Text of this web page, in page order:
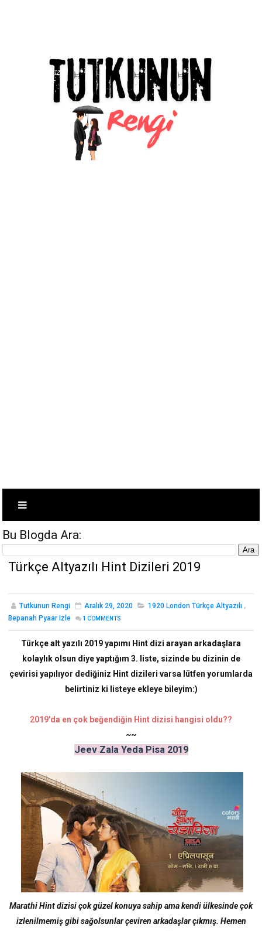
Bu Blogda Ara:
Türkçe Altyazılı Hint Dizileri 2019
Tutkunun Rengi Aralık 29, 2020 1920 London Türkçe Altyazılı ,
Bepanah Pyaar Izle
1COMMENTS
Türkçe alt yazılı 2019 yapımı Hint dizi arayan arkadaşlara
kolaylık olsun diye yaptığım 3. liste, sizinde bu dizinin de
çevirisi yapılıyor dediğiniz Hint dizileri varsa lütfen yorumlarda
belirtiniz ki listeye ekleye bileyim:)
2019'da en çok beğendiğin Hint dizisi hangisi oldu??
~~
Jeev Zala Yeda Pisa 2019
Marathi Hint dizisi çok güzel konuya sahip ama kendi ülkesinde çok
izlenilmemiş gibi sağolsunlar çeviren arkadaşlar çıkmış. Hemen